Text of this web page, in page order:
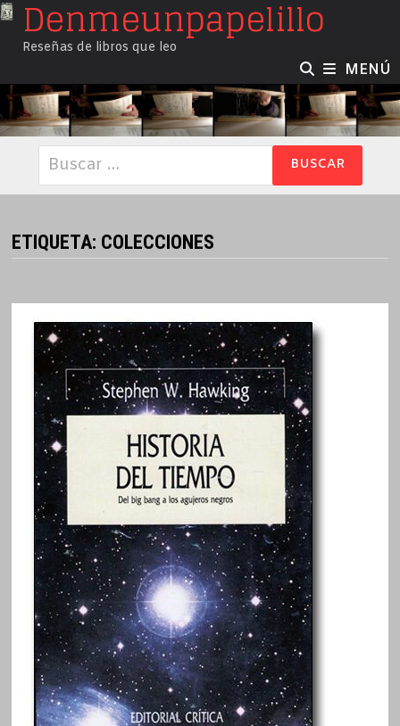
SaltarDenmeunpapelillo
Reseñas de libros que leo
MENÚ
Buscar:
ETIQUETA: COLECCIONES